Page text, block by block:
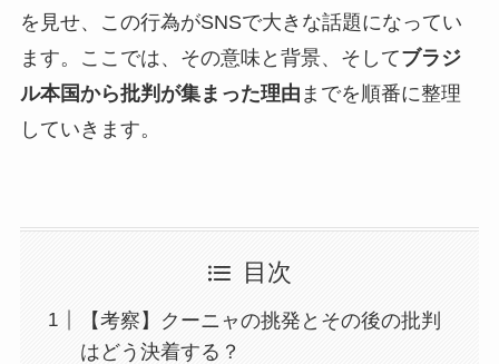
を見せ、この行為がSNSで大きな話題になってい
ます。ここでは、その意味と背景、そしてブラジ
ル本国から批判が集まった理由 までを順番に整理
していきます。
目次
【考察】クーニャの挑発とその後の批判
はどう決着する？